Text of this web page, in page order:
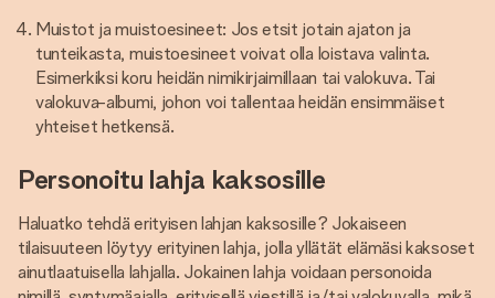
Muistot ja muistoesineet: Jos etsit jotain ajaton ja
tunteikasta, muistoesineet voivat olla loistava valinta.
Esimerkiksi koru heidän nimikirjaimillaan tai valokuva. Tai
valokuva-albumi, johon voi tallentaa heidän ensimmäiset
yhteiset hetkensä.
Personoitu lahja kaksosille
Haluatko tehdä erityisen lahjan kaksosille? Jokaiseen
tilaisuuteen löytyy erityinen lahja, jolla yllätät elämäsi kaksoset
ainutlaatuisella lahjalla. Jokainen lahja voidaan personoida